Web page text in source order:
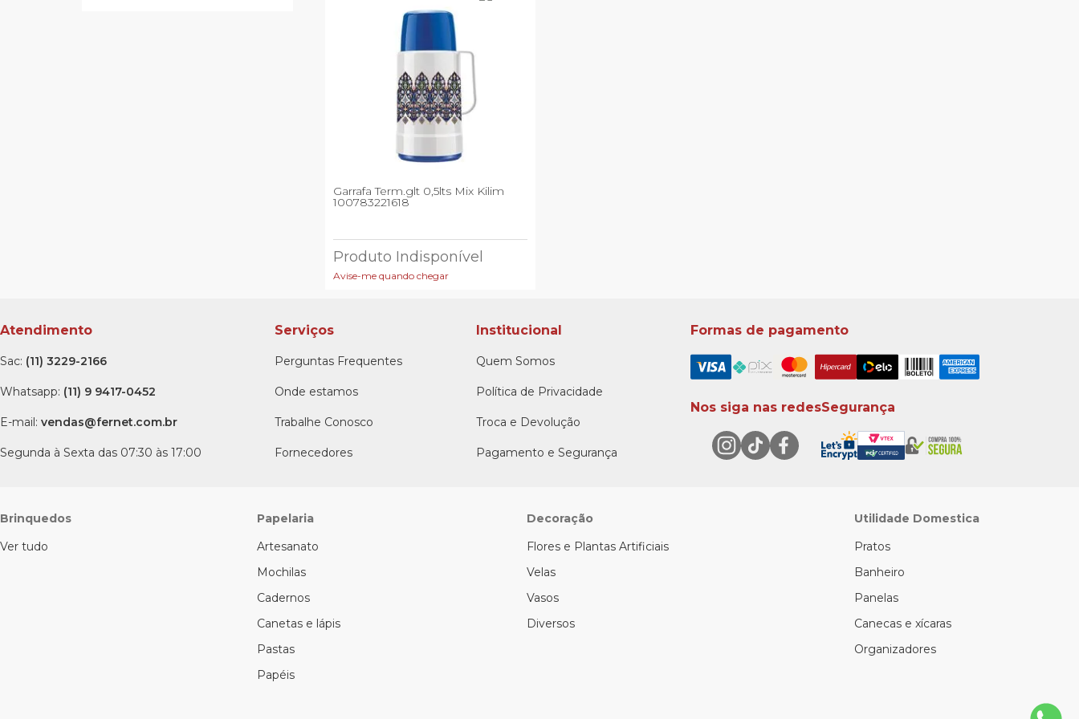
Garrafa Term.glt 0,5lts Mix Kilim
100783221618
Produto Indisponível
Avise-me quando chegar
Atendimento
Sac: (11) 3229-2166
Whatsapp: (11) 9 9417-0452
E-mail: vendas@fernet.com.br
Segunda à Sexta das 07:30 às 17:00
Serviços
Perguntas Frequentes
Onde estamos
Trabalhe Conosco
Fornecedores
Institucional
Quem Somos
Política de Privacidade
Troca e Devolução
Pagamento e Segurança
Formas de pagamento
Nos siga nas redesSegurança
Brinquedos
Ver tudo
Papelaria
Artesanato
Mochilas
Cadernos
Canetas e lápis
Pastas
Papéis
Decoração
Flores e Plantas Artificiais
Velas
Vasos
Diversos
Utilidade Domestica
Pratos
Banheiro
Panelas
Canecas e xícaras
Organizadores